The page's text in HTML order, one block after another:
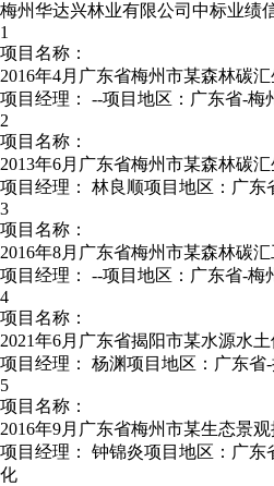
梅州华达兴林业有限公司中标业绩
1
项目名称：
2016年4月广东省梅州市某森林碳
项目经理： --项目地区：广东省-梅
2
项目名称：
2013年6月广东省梅州市某森林碳
项目经理： 林良顺项目地区：广东
3
项目名称：
2016年8月广东省梅州市某森林碳汇
项目经理： --项目地区：广东省-梅
4
项目名称：
2021年6月广东省揭阳市某水源水
项目经理： 杨渊项目地区：广东省
5
项目名称：
2016年9月广东省梅州市某生态景
项目经理： 钟锦炎项目地区：广东
化